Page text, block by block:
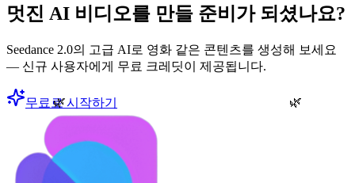
🌿 🌿
멋진 AI 비디오를 만들 준비가 되셨나요?
Seedance 2.0의 고급 AI로 영화 같은 콘텐츠를 생성해 보세요
— 신규 사용자에게 무료 크레딧이 제공됩니다.
무료로 시작하기